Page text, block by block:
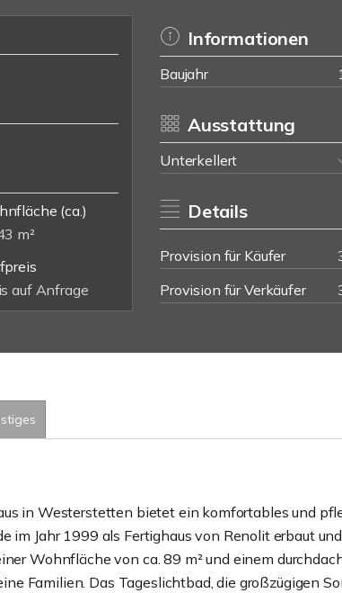
(ca.)
m²
auf Anfrage
Informationen
Baujahr
Ausstattung
Unterkellert
Details
Provision für Käufer
Provision für Verkäufer
in Westerstetten bietet ein komfortables und
im Jahr 1999 als Fertighaus von Renolit erbaut
Wohnfläche von ca. 89 m² und einem
Familien. Das Tageslichtbad, die großzügigen